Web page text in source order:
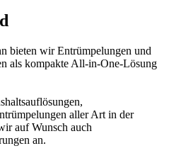
bieten wir Entrümpelungen und
als kompakte All-in-One-Lösung
aller Art in der
auf Wunsch auch
an.